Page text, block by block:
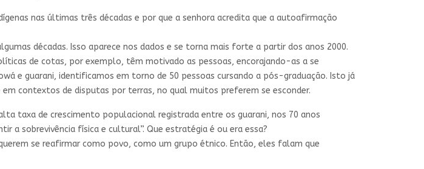
nas últimas três décadas e por que a senhora acredita que a autoafirmação
décadas. Isso aparece nos dados e se torna mais forte a partir dos anos 2000.
de cotas, por exemplo, têm motivado as pessoas, encorajando-as a se
e guarani, identificamos em torno de 50 pessoas cursando a pós-graduação. Isto já
contextos de disputas por terras, no qual muitos preferem se esconder.
taxa de crescimento populacional registrada entre os guarani, nos 70 anos
sobrevivência física e cultural”. Que estratégia é ou era essa?
se reafirmar como povo, como um grupo étnico. Então, eles falam que